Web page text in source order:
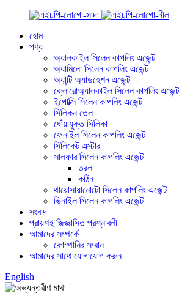
হোম
পণ্য
অ্যালকাইল সিলেন কাপলিং এজেন্ট
অ্যামিনো সিলেন কাপলিং এজেন্ট
অ্যান্টি অ্যাডহেশন এজেন্ট
ক্লোরোঅ্যালকাইল সিলেন কাপলিং এজেন্ট
ইপোক্সি সিলেন কাপলিং এজেন্ট
সিলিকন তেল
ধোঁয়াযুক্ত সিলিকা
ফেনাইল সিলেন কাপলিং এজেন্ট
সিলিকেট এস্টার
সালফার সিলেন কাপলিং এজেন্ট
তরল
কঠিন
থায়োসায়ানোটো সিলেন কাপলিং এজেন্ট
ভিনাইল সিলেন কাপলিং এজেন্ট
সংবাদ
প্রায়শই জিজ্ঞাসিত প্রশ্নাবলী
আমাদের সম্পর্কে
কোম্পানির সম্মান
আমাদের সাথে যোগাযোগ করুন
English